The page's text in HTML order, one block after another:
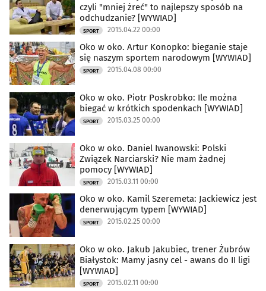
czyli "mniej żreć" to najlepszy sposób na
odchudzanie? [WYWIAD]
SPORT 2015.04.22 00:00
Oko w oko. Artur Konopko: bieganie staje
się naszym sportem narodowym [WYWIAD]
SPORT 2015.04.08 00:00
Oko w oko. Piotr Poskrobko: Ile można
biegać w krótkich spodenkach [WYWIAD]
SPORT 2015.03.25 00:00
Oko w oko. Daniel Iwanowski: Polski
Związek Narciarski? Nie mam żadnej
pomocy [WYWIAD]
SPORT 2015.03.11 00:00
Oko w oko. Kamil Szeremeta: Jackiewicz jest
denerwującym typem [WYWIAD]
SPORT 2015.02.25 00:00
Oko w oko. Jakub Jakubiec, trener Żubrów
Białystok: Mamy jasny cel - awans do II ligi
[WYWIAD]
SPORT 2015.02.11 00:00